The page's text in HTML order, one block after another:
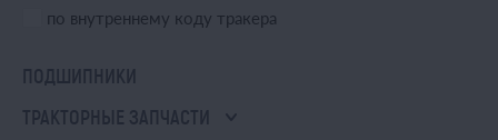
по внутреннему коду тракера
ПОДШИПНИКИ
ТРАКТОРНЫЕ ЗАПЧАСТИ